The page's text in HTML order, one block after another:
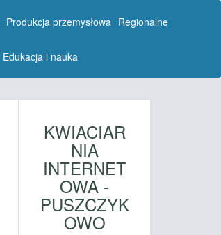
Produkcja przemysłowa Regionalne
Edukacja i nauka
KWIACIAR
NIA
INTERNET
OWA -
PUSZCZYK
OWO